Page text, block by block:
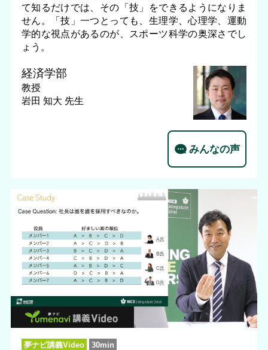
て知るだけでは、その「技」をできるようになりま
せん。「技」一つとっても、生理学、心理学、運動
学的な視点があるのが、スポーツ科学の奥深さでし
ょう。
経済学部
教授
岩田 知大 先生
みんなの声
夢ナビ講義Video 30min